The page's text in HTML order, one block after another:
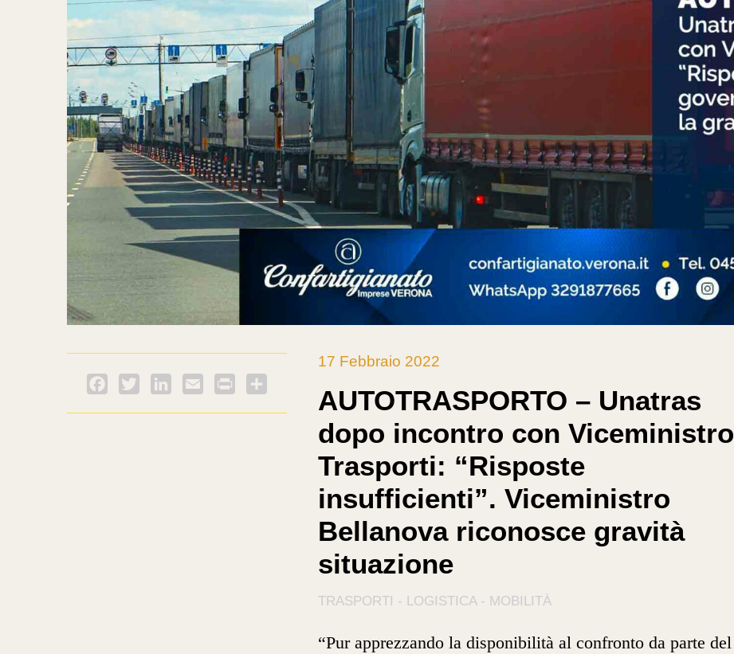
Facebook
Twitter LinkedInEmail PrintFriendly
17 Febbraio 2022
AUTOTRASPORTO – Unatras
dopo incontro con Viceministro
Trasporti: “Risposte
insufficienti”. Viceministro
Bellanova riconosce gravità
situazione
TRASPORTI - LOGISTICA - MOBILITÀ
“Pur apprezzando la disponibilità al confronto da parte del